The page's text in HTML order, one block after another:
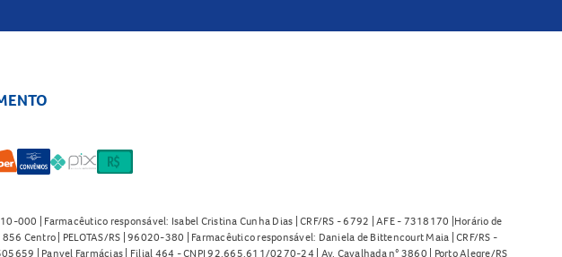
000 | Farmacêutico responsável: Isabel Cristina Cunha Dias | CRF/RS - 6792 | AFE - 7318170 |Horário de
Centro | PELOTAS/RS | 96020-380 | Farmacêutico responsável: Daniela de Bittencourt Maia | CRF/RS -
| Panvel Farmácias | Filial 464 - CNPJ 92.665.611/0270-24 | Av. Cavalhada n° 3860 | Porto Alegre/RS